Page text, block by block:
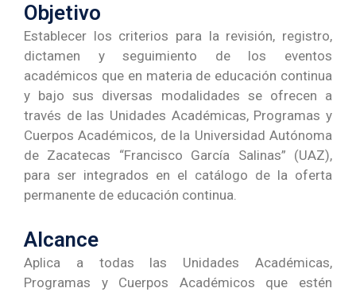
Objetivo
Establecer los criterios para la revisión, registro,
dictamen y seguimiento de los eventos
académicos que en materia de educación continua
y bajo sus diversas modalidades se ofrecen a
través de las Unidades Académicas, Programas y
Cuerpos Académicos, de la Universidad Autónoma
de Zacatecas “Francisco García Salinas” (UAZ),
para ser integrados en el catálogo de la oferta
permanente de educación continua.
Alcance
Aplica a todas las Unidades Académicas,
Programas y Cuerpos Académicos que estén